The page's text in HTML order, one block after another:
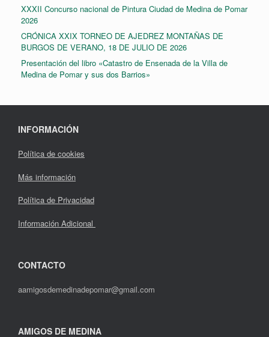
XXXII Concurso nacional de Pintura Ciudad de Medina de Pomar
2026
CRÓNICA XXIX TORNEO DE AJEDREZ MONTAÑAS DE
BURGOS DE VERANO, 18 DE JULIO DE 2026
Presentación del libro «Catastro de Ensenada de la Villa de
Medina de Pomar y sus dos Barrios»
INFORMACIÓN
Política de cookies
Más información
Política de Privacidad
Información Adicional
CONTACTO
aamigosdemedinadepomar@gmail.com
AMIGOS DE MEDINA